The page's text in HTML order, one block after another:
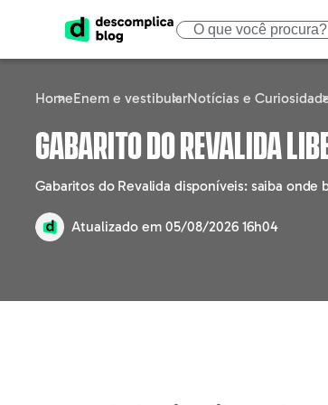
ENEM
Calendário
Gabaritos e
Sisu
Fies
HomeEnem e vestibularNotícias e
Gabarito do Revalida
Gabaritos do Revalida disponíveis: saiba onde
Atualizado em 05/08/2026 16h04